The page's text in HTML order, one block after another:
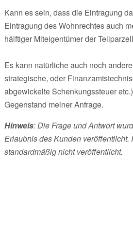
Kann es sein, dass die Eintragung
Eintragung des Wohnrechtes auch
hälftiger Miteigentümer der
Es kann natürliche auch noch
strategische, oder
abgewickelte Schenkungssteuer
Gegenstand meiner Anfrage.
Hinweis: Die Frage und Antwort
Erlaubnis des Kunden veröffentlicht.
standardmäßig nicht veröffentlicht.